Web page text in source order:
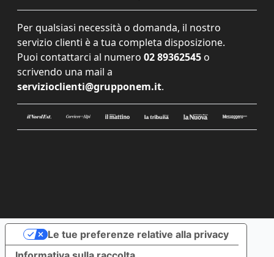
Per qualsiasi necessità o domanda, il nostro
servizio clienti è a tua completa disposizione.
Puoi contattarci al numero 02 89362545 o
scrivendo una mail a
servizioclienti@grupponem.it.
Le tue preferenze relative alla privacy